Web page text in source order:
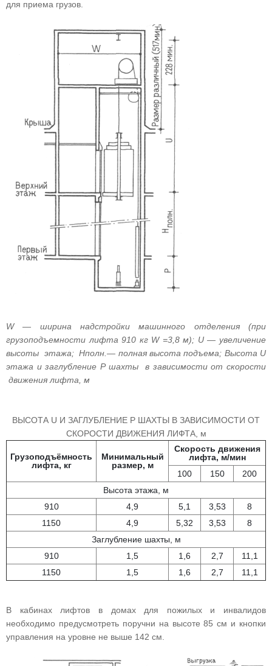
для приема грузов.
W — ширина надстройки машинного отделения (при
грузоподъемности лифта 910 кг W =3,8 м); U — увеличение
высоты этажа; Нполн.— полная высота подъема; Высота U
этажа и заглубление Р шахты в зависимости от скорости
движения лифта, м
ВЫСОТА U И ЗАГЛУБЛЕНИЕ P ШАХТЫ В ЗАВИСИМОСТИ ОТ
СКОРОСТИ ДВИЖЕНИЯ ЛИФТА, м
Грузоподъёмность
лифта, кг
Минимальный
размер, м
Скорость движения
лифта, м/мин
100
150
200
Высота этажа, м
910
4,9 5,1 3,53
8
1150
4,9 5,32 3,53
8
Заглубление шахты, м
910
1,5 1,6 2,7
11,1
1150
1,5 1,6 2,7 11,1
В кабинах лифтов в домах для пожилых и инвалидов
необходимо предусмотреть поручни на высоте 85 см и кнопки
управления на уровне не выше 142 см.